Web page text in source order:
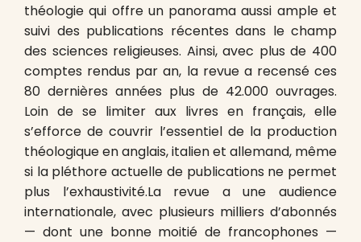
théologie qui offre un panorama aussi ample et
suivi des publications récentes dans le champ
des sciences religieuses. Ainsi, avec plus de 400
comptes rendus par an, la revue a recensé ces
80 dernières années plus de 42.000 ouvrages.
Loin de se limiter aux livres en français, elle
s’efforce de couvrir l’essentiel de la production
théologique en anglais, italien et allemand, même
si la pléthore actuelle de publications ne permet
plus l’exhaustivité.La revue a une audience
internationale, avec plusieurs milliers d’abonnés
— dont une bonne moitié de francophones —